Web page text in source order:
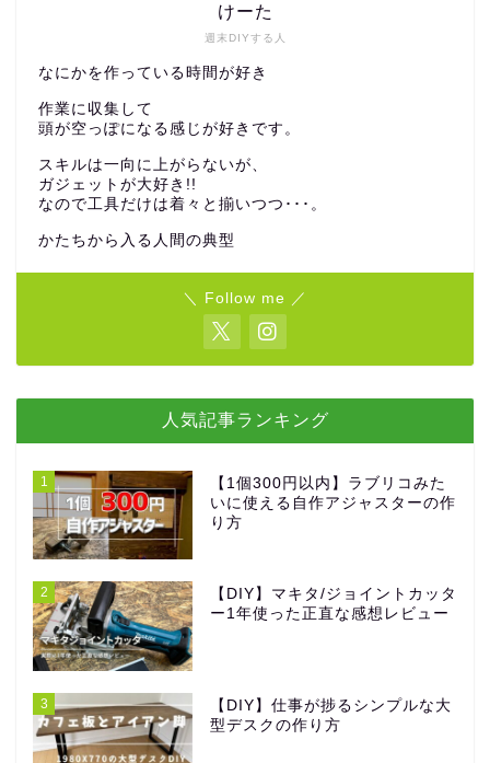
週末DIYする人
けーた
なにかを作っている時間が好き
作業に収集して
頭が空っぽになる感じが好きです。
スキルは一向に上がらないが、
ガジェットが大好き!!
なので工具だけは着々と揃いつつ･･･。
かたちから入る人間の典型
＼ Follow me ／
人気記事ランキング
1
【1個300円以内】ラブリコみた
いに使える自作アジャスターの作
り方
2
【DIY】マキタ/ジョイントカッタ
ー1年使った正直な感想レビュー
3
【DIY】仕事が捗るシンプルな大
型デスクの作り方